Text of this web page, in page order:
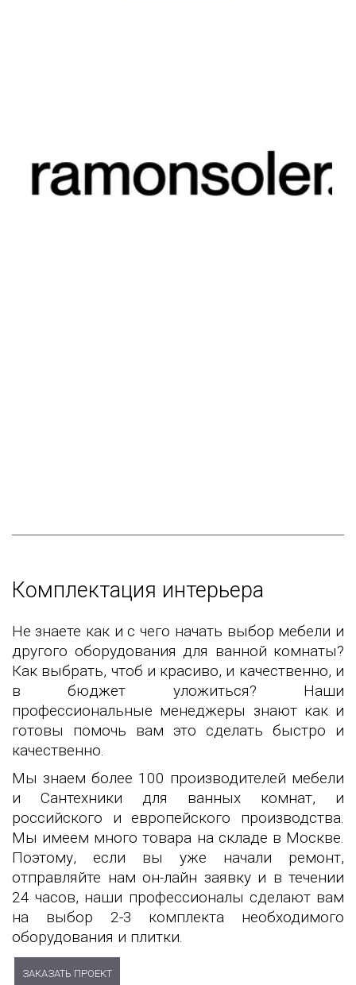
Комплектация интерьера
Не знаете как и с чего начать выбор мебели и
другого оборудования для ванной комнаты?
Как выбрать, чтоб и красиво, и качественно, и
в бюджет уложиться? Наши
профессиональные менеджеры знают как и
готовы помочь вам это сделать быстро и
качественно.
Мы знаем более 100 производителей мебели
и Сантехники для ванных комнат, и
российского и европейского производства.
Мы имеем много товара на складе в Москве.
Поэтому, если вы уже начали ремонт,
отправляйте нам он-лайн заявку и в течении
24 часов, наши профессионалы сделают вам
на выбор 2-3 комплекта необходимого
оборудования и плитки.
ЗАКАЗАТЬ ПРОЕКТ